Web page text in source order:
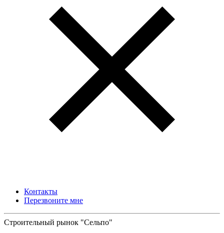
Контакты
Перезвоните мне
Строительный рынок "Сельпо"